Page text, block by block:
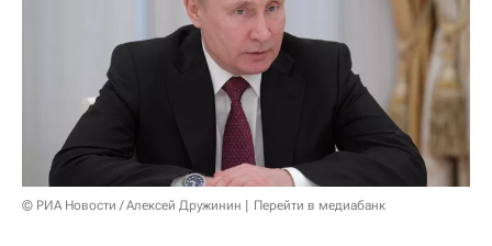
© РИА Новости / Алексей Дружинин Перейти в медиабанк